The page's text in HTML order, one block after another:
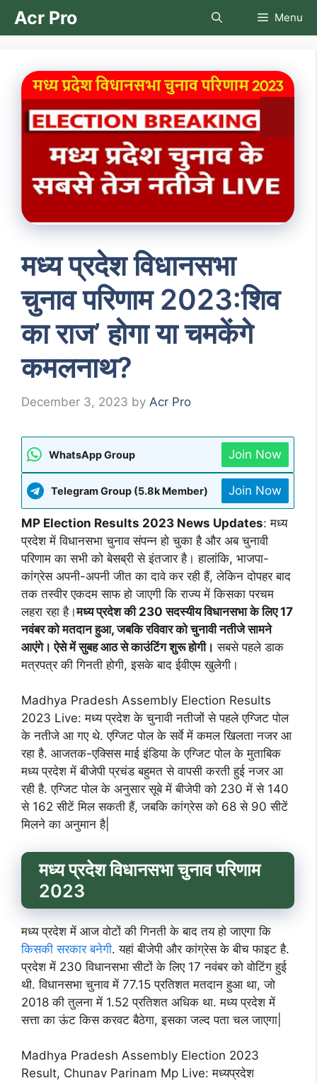
SkipAcr Pro Menu
मध्य प्रदेश विधानसभा
चुनाव परिणाम 2023:शिव
का राज’ होगा या चमकेंगे
कमलनाथ?
December 3, 2023 by Acr Pro
WhatsApp Group Join Now
Telegram Group (5.8k Member) Join Now
MP Election Results 2023 News Updates: मध्य
प्रदेश में विधानसभा चुनाव संपन्न हो चुका है और अब चुनावी
परिणाम का सभी को बेसब्री से इंतजार है। हालांकि, भाजपा-
कांग्रेस अपनी-अपनी जीत का दावे कर रही हैं, लेकिन दोपहर बाद
तक तस्वीर एकदम साफ हो जाएगी कि राज्य में किसका परचम
लहरा रहा है।मध्य प्रदेश की 230 सदस्यीय विधानसभा के लिए 17
नवंबर को मतदान हुआ, जबकि रविवार को चुनावी नतीजे सामने
आएंगे। ऐसे में सुबह आठ से काउंटिंग शुरू होगी। सबसे पहले डाक
मत्रपत्र की गिनती होगी, इसके बाद ईवीएम खुलेगी।
Madhya Pradesh Assembly Election Results
2023 Live: मध्य प्रदेश के चुनावी नतीजों से पहले एग्जिट पोल
के नतीजे आ गए थे. एग्जिट पोल के सर्वे में कमल खिलता नजर आ
रहा है. आजतक-एक्सिस माई इंडिया के एग्जिट पोल के मुताबिक
मध्य प्रदेश में बीजेपी प्रचंड बहुमत से वापसी करती हुई नजर आ
रही है. एग्जिट पोल के अनुसार सूबे में बीजेपी को 230 में से 140
से 162 सीटें मिल सकती हैं, जबकि कांग्रेस को 68 से 90 सीटें
मिलने का अनुमान है|
मध्य प्रदेश विधानसभा चुनाव परिणाम
2023
मध्य प्रदेश में आज वोटों की गिनती के बाद तय हो जाएगा कि
किसकी सरकार बनेगी. यहां बीजेपी और कांग्रेस के बीच फाइट है.
प्रदेश में 230 विधानसभा सीटों के लिए 17 नवंबर को वोटिंग हुई
थी. विधानसभा चुनाव में 77.15 प्रतिशत मतदान हुआ था, जो
2018 की तुलना में 1.52 प्रतिशत अधिक था. मध्य प्रदेश में
सत्ता का ऊंट किस करवट बैठेगा, इसका जल्द पता चल जाएगा|
Madhya Pradesh Assembly Election 2023
Result, Chunav Parinam Mp Live: मध्यप्रदेश